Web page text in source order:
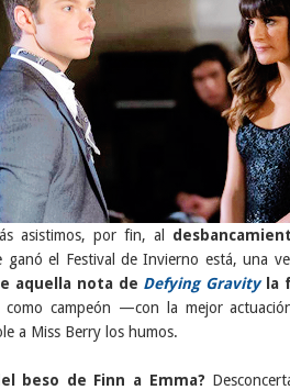
asistimos, por fin, al
ganó el Festival de Invierno está, una
aquella nota de Defying Gravityla
como campeón —con la mejor
a Miss Berry los humos.
beso de Finn a Emma?